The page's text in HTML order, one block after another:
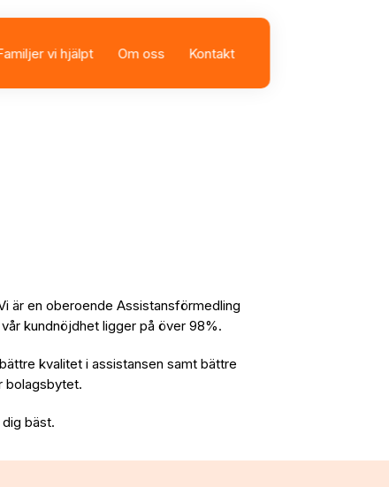
vi hjälpt Om oss Kontakt
är en oberoende Assistansförmedling
kundnöjdhet ligger på över 98%.
kvalitet i assistansen samt bättre
bolagsbytet.
bäst.